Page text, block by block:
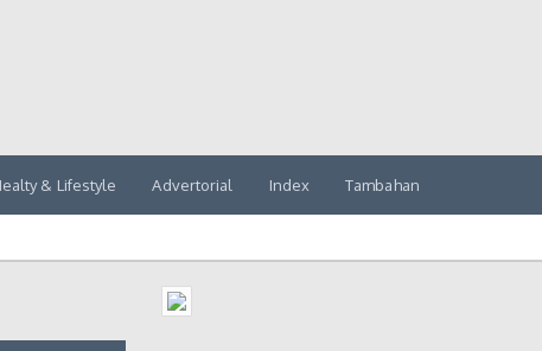
& Lifestyle Advertorial Index Tambahan